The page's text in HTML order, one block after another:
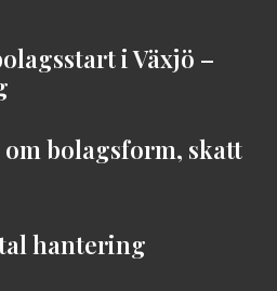
i Växjö –
bolagsform, skatt
hantering